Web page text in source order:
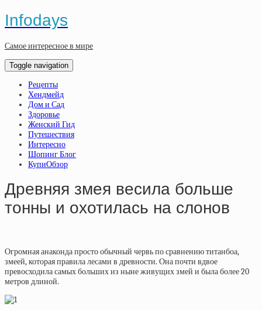
Infodays
Самое интересное в мире
Toggle navigation
Рецепты
Хендмейд
Дом и Сад
Здоровье
Женский Гид
Путешествия
Интересно
Шопинг Блог
КупиОбзор
Древняя змея весила больше
тонны и охотилась на слонов
Огромная анаконда просто обычный червь по сравнению титанбоа,
змеей, которая правила лесами в древности. Она почти вдвое
превосходила самых больших из ныне живущих змей и была более 20
метров длиной.